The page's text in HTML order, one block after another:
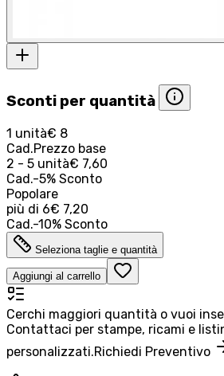
Sconti per quantità
1 unità€ 8
Cad.Prezzo base
2 - 5 unità€ 7,60
Cad.-5% Sconto
Popolare
più di 6€ 7,20
Cad.-10% Sconto
Seleziona taglie e quantità
Aggiungi al carrello
Cerchi maggiori quantità o vuoi
Contattaci per stampe, ricami e
personalizzati.Richiedi Preventivo